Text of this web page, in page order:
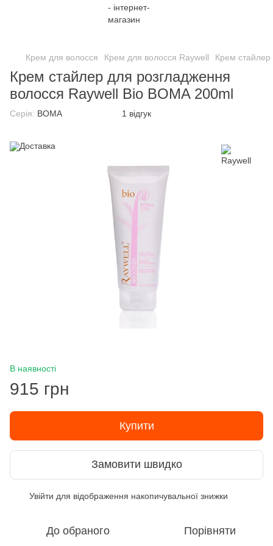
Крем для волосся Крем для волосся Raywell Крем стайлер
Крем стайлер для розгладження
волосся Raywell Bio BOMA 200ml
Серія: BOMA 1 відгук
В наявності
915 грн
Купити
Замовити швидко
Увійти для відображення накопичувальної знижки
До обраного Порівняти